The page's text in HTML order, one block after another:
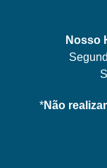
Nosso
*Não